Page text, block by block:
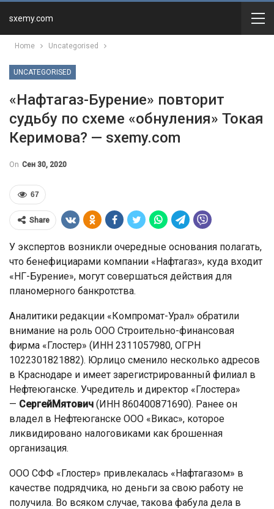
sxemy.com
Home Uncategorised
UNCATEGORISED
«Нафтагаз-Бурение» повторит
судьбу по схеме «обнуления» Токая
Керимова? — sxemy.com
On Сен 30, 2020
67
Share
У экспертов возникли очередные основания полагать,
что бенефициарами компании «Нафтагаз», куда входит
«НГ-Бурение», могут совершаться действия для
планомерного банкротства.
Аналитики редакции «Компромат-Урал» обратили
внимание на роль ООО Строительно-финансовая
фирма «Глостер» (ИНН 2311057980, ОГРН
1022301821882). Юрлицо сменило несколько адресов
в Краснодаре и имеет зарегистрированный филиал в
Нефтеюганске. Учредитель и директор «Глостера»
— СергейМятович (ИНН 860400871690). Ранее он
владел в Нефтеюганске ООО «Викас», которое
ликвидировано налоговиками как брошенная
организация.
ООО СФФ «Глостер» привлекалась «Нафтагазом» в
качестве подрядчика, но деньги за свою работу не
получила. Во всяком случае, такова фабула дела в